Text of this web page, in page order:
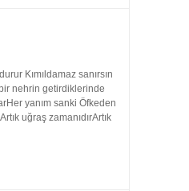
Kımıldamaz sanırsın
bir nehrin getirdiklerinde
yanım sanki Öfkeden
uğraş zamanıdırArtık